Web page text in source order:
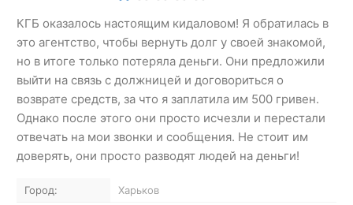
КГБ оказалось настоящим кидаловом! Я обратилась в
это агентство, чтобы вернуть долг у своей знакомой,
но в итоге только потеряла деньги. Они предложили
выйти на связь с должницей и договориться о
возврате средств, за что я заплатила им 500 гривен.
Однако после этого они просто исчезли и перестали
отвечать на мои звонки и сообщения. Не стоит им
доверять, они просто разводят людей на деньги!
Город: Харьков